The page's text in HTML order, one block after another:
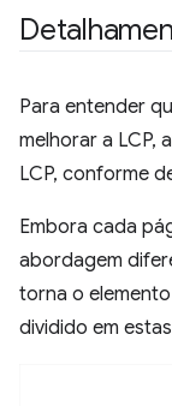
Para entender
melhorar a LCP,
LCP, conforme
Embora cada
abordagem
torna o
dividido em